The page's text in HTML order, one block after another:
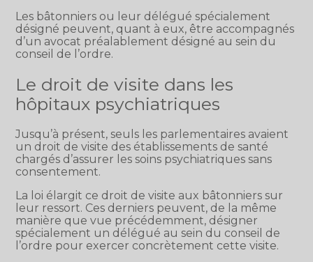
Les bâtonniers ou leur délégué spécialement
désigné peuvent, quant à eux, être accompagnés
d’un avocat préalablement désigné au sein du
conseil de l’ordre.
Le droit de visite dans les
hôpitaux psychiatriques
Jusqu’à présent, seuls les parlementaires avaient
un droit de visite des établissements de santé
chargés d’assurer les soins psychiatriques sans
consentement.
La loi élargit ce droit de visite aux bâtonniers sur
leur ressort. Ces derniers peuvent, de la même
manière que vue précédemment, désigner
spécialement un délégué au sein du conseil de
l’ordre pour exercer concrètement cette visite.